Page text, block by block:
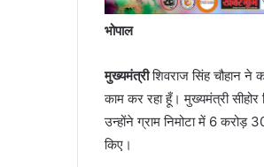
भोपाल
मुख्यमंत्रीशिवराज सिंह चौहान ने
काम कर रहा हूँ। मुख्यमंत्री
उन्होंने ग्राम निमोटा में 6 करोड़
किए।